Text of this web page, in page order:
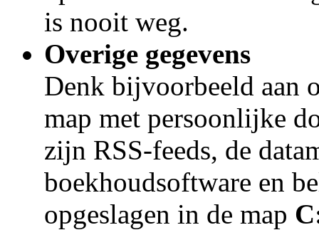
is nooit weg.
Overige gegevens
Denk bijvoorbeeld aan
map met persoonlijke
zijn RSS-feeds, de
boekhoudsoftware en
opgeslagen in de map